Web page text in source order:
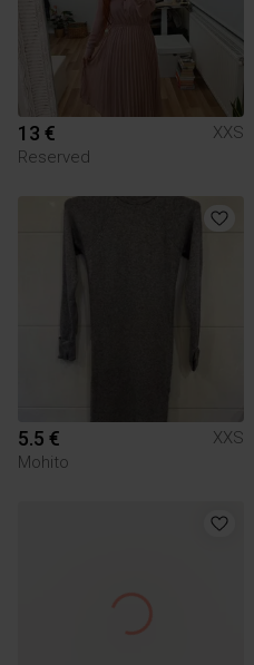
13 €
XXS
Reserved
5.5 €
XXS
Mohito